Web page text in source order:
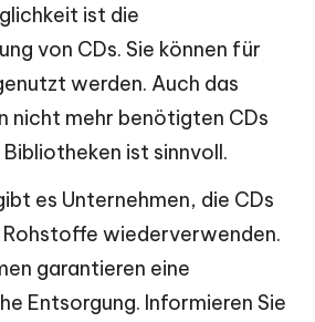
ist die
von CDs. Sie können für
werden. Auch das
nicht mehr benötigten CDs
ist sinnvoll.
es Unternehmen, die CDs
Rohstoffe wiederverwenden.
garantieren eine
Entsorgung. Informieren Sie